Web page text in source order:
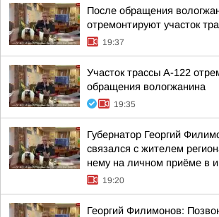
После обращения
отремонтируют участок
19:37
Участок трассы А-122
обращения вологжанина
19:35
Губернатор Георгий
связался с жителем
нему на личном приёме в
19:20
Георгий Филимонов: